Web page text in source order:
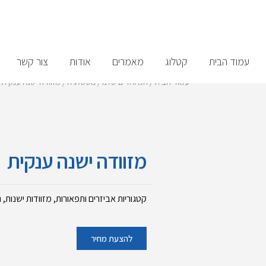
עמוד הבית קטלוג מאמרים אודות צור קשר
עמוד הבית/ המיוחדים שלנו / נוסטלגיה / מזוודה ישנה ענקית
מזוודה ישנה ענקית
קטגוריותאביזרים ותפאורות, מזוודות ישנות,
להצעת מחיר